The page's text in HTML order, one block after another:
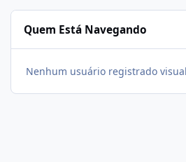
Quem Está Navegando
Nenhum usuário registrado